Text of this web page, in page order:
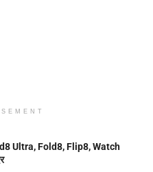
Ultra, Fold8, Flip8, Watch